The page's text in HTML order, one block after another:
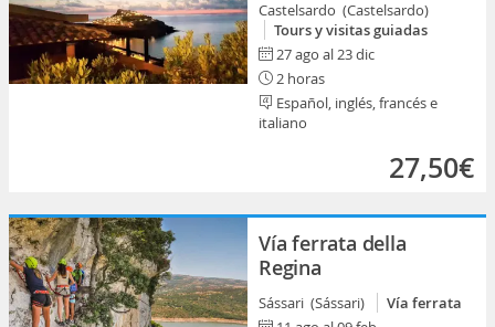
Castelsardo (Castelsardo)
Tours y visitas guiadas
27 ago al 23 dic
2 horas
Español, inglés, francés e
italiano
27,50€
Vía ferrata della
Regina
Sássari (Sássari)
Vía ferrata